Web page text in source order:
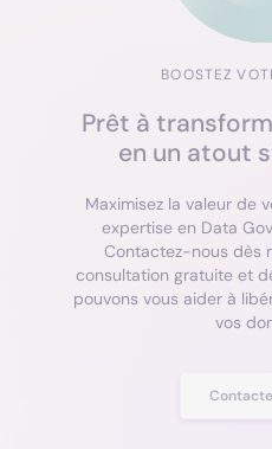
BOOSTEZ
Prêt à
en un atout
Maximisez la valeur de
expertise en Data
Contactez-nous dès
consultation gratuite et
pouvons vous aider à
vos